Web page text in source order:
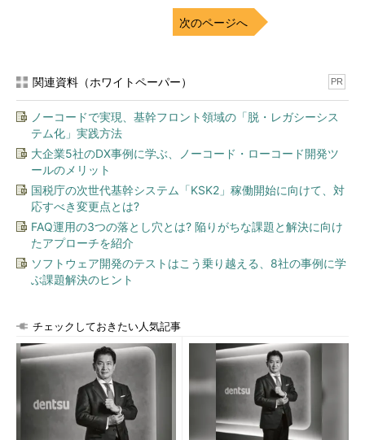
次のページへ
関連資料（ホワイトペーパー） PR
ノーコードで実現、基幹フロント領域の「脱・レガシーシス
テム化」実践方法
大企業5社のDX事例に学ぶ、ノーコード・ローコード開発ツ
ールのメリット
国税庁の次世代基幹システム「KSK2」稼働開始に向けて、対
応すべき変更点とは?
FAQ運用の3つの落とし穴とは? 陥りがちな課題と解決に向け
たアプローチを紹介
ソフトウェア開発のテストはこう乗り越える、8社の事例に学
ぶ課題解決のヒント
チェックしておきたい人気記事